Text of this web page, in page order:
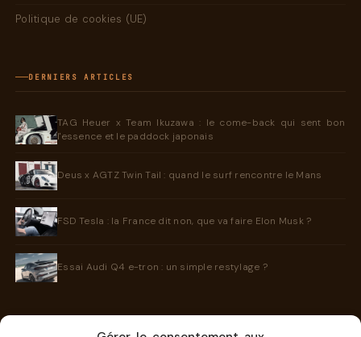
Politique de cookies (UE)
DERNIERS ARTICLES
TAG Heuer x Team Ikuzawa : le come-back qui sent bon
l'essence et le paddock japonais
Deus x AGTZ Twin Tail : quand le surf rencontre le Mans
FSD Tesla : la France dit non, que va faire Elon Musk ?
Essai Audi Q4 e-tron : un simple restylage ?
INFORMATIONS